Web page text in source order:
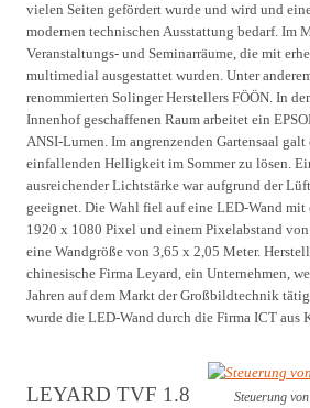
vielen Seiten gefördert wurde und wird und
modernen technischen Ausstattung bedarf. Im
Veranstaltungs- und Seminarräume, die mit
multimedial ausgestattet wurden. Unter
renommierten Solinger Herstellers FÖÖN. In
Innenhof geschaffenen Raum arbeitet ein
ANSI-Lumen. Im angrenzenden Gartensaal galt
einfallenden Helligkeit im Sommer zu lösen.
ausreichender Lichtstärke war aufgrund der
geeignet. Die Wahl fiel auf eine LED-Wand
1920 x 1080 Pixel und einem Pixelabstand
eine Wandgröße von 3,65 x 2,05 Meter.
chinesische Firma Leyard, ein Unternehmen,
Jahren auf dem Markt der Großbildtechnik
wurde die LED-Wand durch die Firma ICT aus
Steuerung
LEYARD TVF 1.8